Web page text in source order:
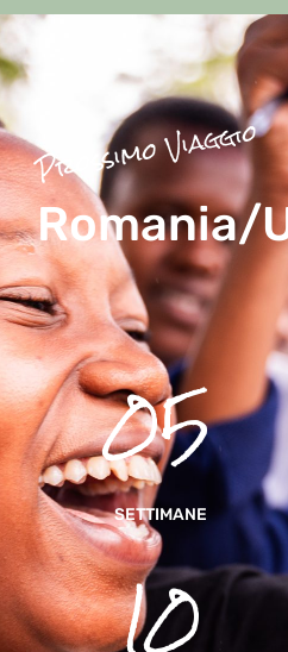
Prossimo Viaggio
Romania/
05
SETTIMANE
10